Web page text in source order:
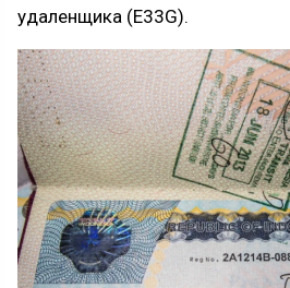
удаленщика (E33G).